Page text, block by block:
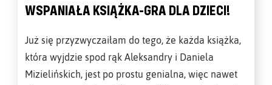
WSPANIAŁA KSIĄŻKA-GRA DLA DZIECI!
Już się przyzwyczaiłam do tego, że każda książka,
która wyjdzie spod rąk Aleksandry i Daniela
Mizielińskich, jest po prostu genialna, więc nawet